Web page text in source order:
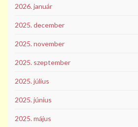
2026. január
2025. december
2025. november
2025. szeptember
2025. július
2025. június
2025. május